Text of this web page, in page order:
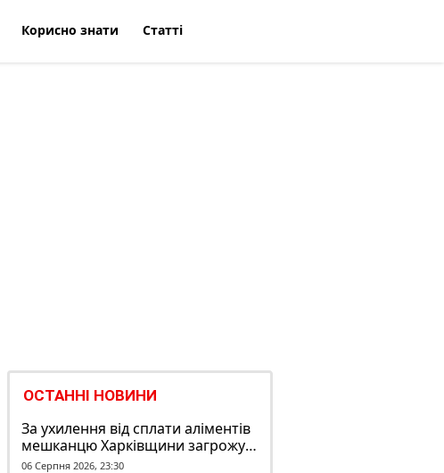
Корисно знати Статті
ОСТАННІ НОВИНИ
За ухилення від сплати аліментів
мешканцю Харківщини загрожує
до 2 років обмеження волі
06 Серпня 2026, 23:30